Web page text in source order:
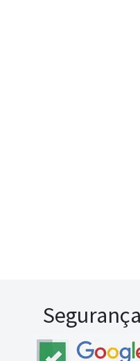
Segurança